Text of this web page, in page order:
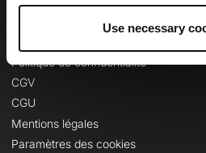
Use necessary
Informations légales
Politique de confidentialité
CGV
CGU
Mentions légales
Paramètres des cookies